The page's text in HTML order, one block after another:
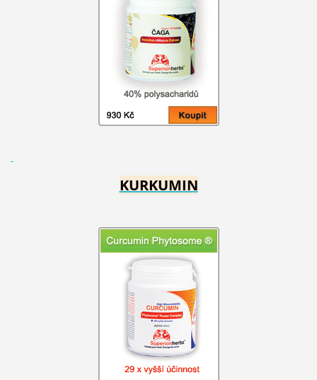
KURKUMIN